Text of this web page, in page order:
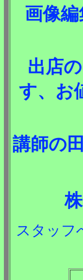
画像
出店
す、お
講師の
スタッフ